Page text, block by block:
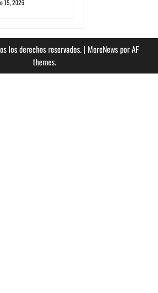
15, 2026
los derechos reservados. | MoreNewspor AF
themes.